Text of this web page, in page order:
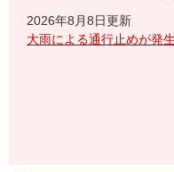
2026年8月8日更新
大雨による通行止めが発